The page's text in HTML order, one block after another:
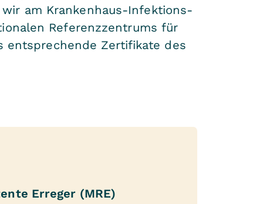
am Krankenhaus-Infektions-
Referenzzentrums für
entsprechende Zertifikate des
Erreger (MRE)